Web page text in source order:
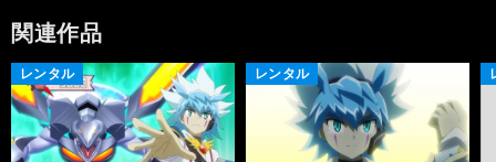
関連作品
レンタル レンタル